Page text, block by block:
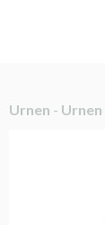
Urnen - Urnen